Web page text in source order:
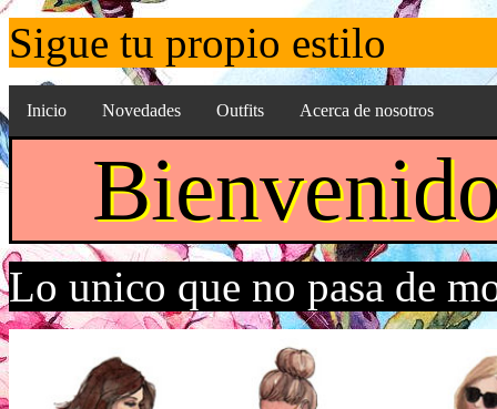
Sigue tu propio estilo
Inicio Novedades Outfits Acerca de nosotros
Lo unico que no pasa de